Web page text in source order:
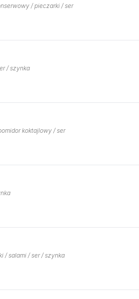
/ pieczarki / ser
/ szynka
koktajlowy / ser
/ salami / ser / szynka